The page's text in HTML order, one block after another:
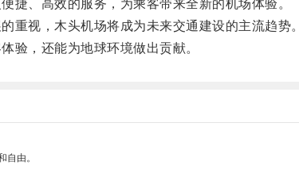
、高效的服务，为乘客带来全新的机场体验。
视，木头机场将成为未来交通建设的主流趋势。
，还能为地球环境做出贡献。
自由。